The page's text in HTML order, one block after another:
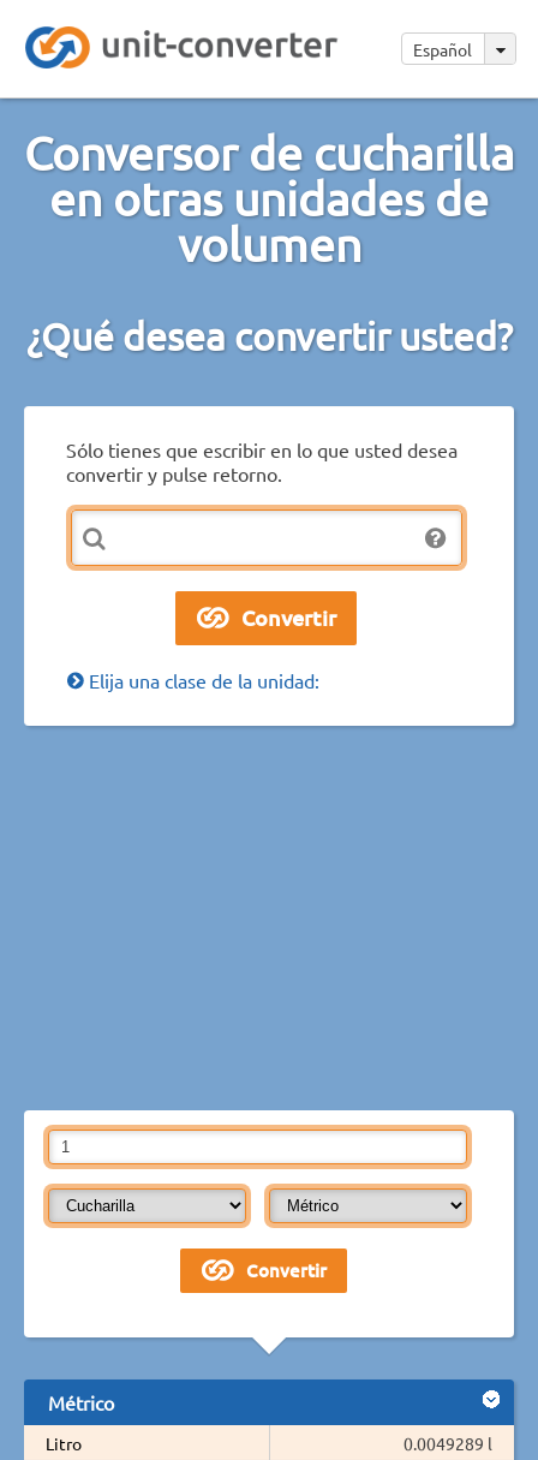
Español
Conversor de cucharilla
en otras unidades de
volumen
¿Qué desea convertir usted?
Sólo tienes que escribir en lo que usted desea
convertir y pulse retorno.
Elija una clase de la unidad:
Métrico
Litro
0.0049289 l